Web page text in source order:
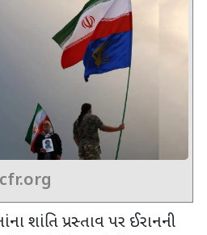
cfr.org
શાંતિ પ્રસ્તાવ પર ઈરાનની